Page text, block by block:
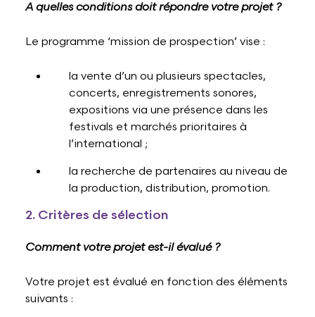
A quelles conditions doit répondre votre projet ?
Le programme ‘mission de prospection’ vise :
la vente d’un ou plusieurs spectacles,
concerts, enregistrements sonores,
expositions via une présence dans les
festivals et marchés prioritaires à
l’international ;
la recherche de partenaires au niveau de
la production, distribution, promotion.
2. Critères de sélection
Comment votre projet est-il évalué ?
Votre projet est évalué en fonction des éléments
suivants :